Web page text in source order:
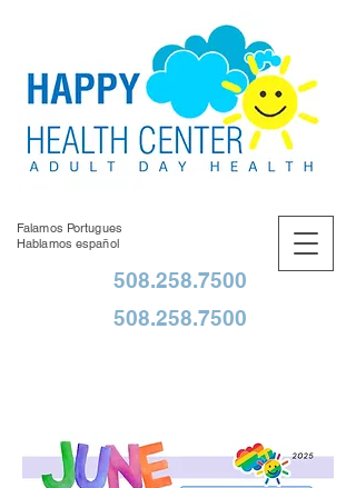
508.258.7500
Falamos Portugues
Hablamos español
508.258.7500